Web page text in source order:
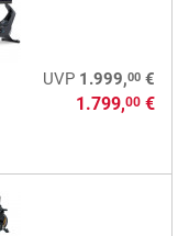
UVP 1.999,00€
1.799,00€